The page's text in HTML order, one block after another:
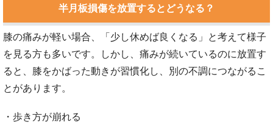
半月板損傷を放置するとどうなる？
膝の痛みが軽い場合、「少し休めば良くなる」と考えて様子
を見る方も多いです。しかし、痛みが続いているのに放置す
ると、膝をかばった動きが習慣化し、別の不調につながるこ
とがあります。
・歩き方が崩れる